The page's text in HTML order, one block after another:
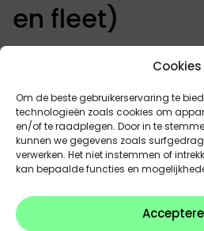
Cookies
Om de beste gebruikerservaring te
technologieën zoals cookies om
en/of te raadplegen. Door in te
kunnen we gegevens zoals surfgedrag
verwerken. Het niet instemmen of
kan bepaalde functies en
en fleet)
Ook zelfstandigen, KMO’s en
voorwaarden op het
Belangrijkste voordelen:
Fleetkortingen tot 15%
vlootomvang
Leapmotor T03:
Leapmotor B10: